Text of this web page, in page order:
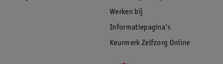
Werken bij
Informatiepagina's
Keurmerk Zelfzorg Online